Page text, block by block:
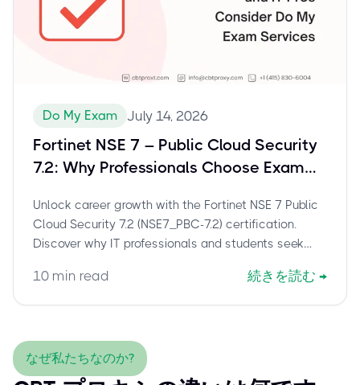
Do My Exam July 14, 2026
Fortinet NSE 7 – Public Cloud Security
7.2: Why Professionals Choose Exam
Unlock career growth with the Fortinet NSE 7 Public
Cloud Security 7.2 (NSE7_PBC-7.2) certification.
Discover why IT professionals and students seek
secure this vital cloud security credential efficiently.
10 min read 続きを読む →
なぜ私たちなのか?